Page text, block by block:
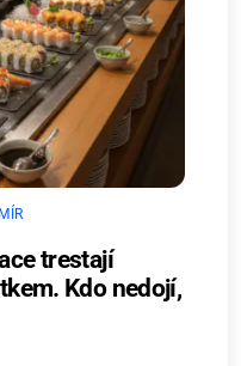
trestají
Kdo nedojí,